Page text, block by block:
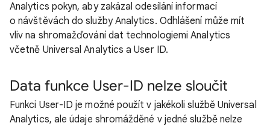
Analytics pokyn, aby zakázal odesílání informací
o návštěvách do služby Analytics. Odhlášení může mít
vliv na shromažďování dat technologiemi Analytics
včetně Universal Analytics a User ID.
Data funkce User-ID nelze sloučit
Funkci User-ID je možné použít v jakékoli službě Universal
Analytics, ale údaje shromážděné v jedné službě nelze